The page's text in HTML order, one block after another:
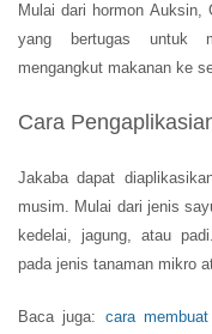
Mulai dari hormon Auksin,
yang bertugas untuk
mengangkut makanan ke
Cara
Jakaba dapat
musim. Mulai dari jenis
kedelai, jagung, atau
pada jenis tanaman mikro
Baca juga: cara